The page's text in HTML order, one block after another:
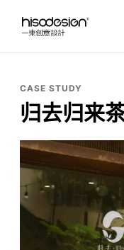
CASE STUDY
归去归来